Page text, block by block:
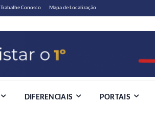
Trabalhe Conosco Mapa de Localização
DIFERENCIAIS PORTAIS